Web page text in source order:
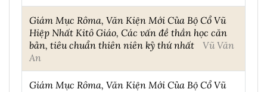
Giám Mục Rôma, Văn Kiện Mới Của Bộ Cổ Vũ
Hiệp Nhất Kitô Giáo, Các vấn đề thần học căn
bản, tiêu chuẩn thiên niên kỷ thứ nhất
Vũ Văn
An
Giám Mục Rôma, Văn Kiện Mới Của Bộ Cổ Vũ